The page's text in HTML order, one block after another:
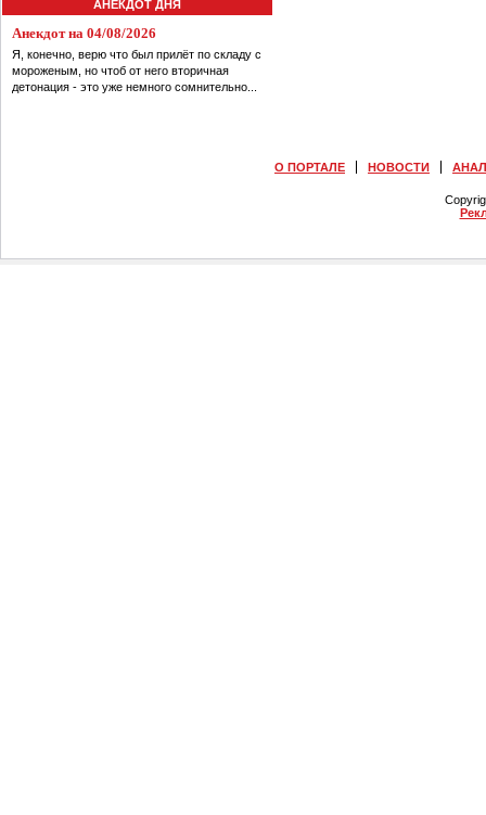
АНЕКДОТ ДНЯ
Анекдот на 04/08/2026
Я, конечно, верю что был прилёт по складу с
мороженым, но чтоб от него вторичная
детонация - это уже немного сомнительно...
О ПОРТАЛЕ НОВОСТИ